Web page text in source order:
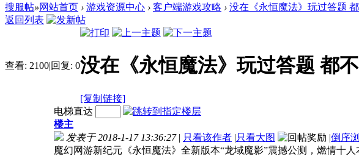
搜服帖»网站首页 › 游戏资源中心 › 客户端游戏攻略 › 没在《永恒魔法》玩过答题
返回列表
查看: 2100|回复: 0没在《永恒魔法》玩过答题 都
[复制链接]
电梯直达
楼主
发表于 2018-1-17 13:36:27 | 只看该作者 |只看大图 |倒序
魔幻网游新纪元《永恒魔法》全新版本“龙域魔影”震撼公测，燃情十